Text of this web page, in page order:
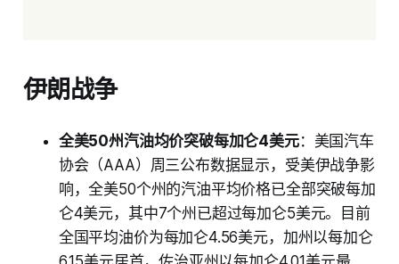
伊朗战争
全美50州汽油均价突破每加仑4美元：美国汽车
协会（AAA）周三公布数据显示，受美伊战争影
响，全美50个州的汽油平均价格已全部突破每加
仑4美元，其中7个州已超过每加仑5美元。目前
全国平均油价为每加仑4.56美元，加州以每加仑